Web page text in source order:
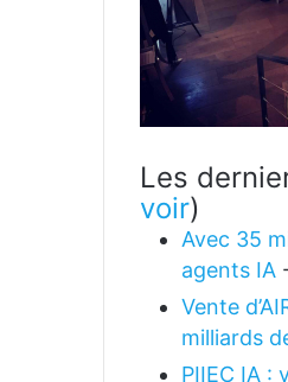
Les
voir)
Avec 35
agents IA
Vente
milliards
PIIEC IA